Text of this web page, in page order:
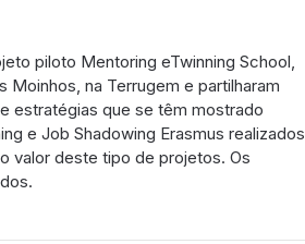
piloto Mentoring eTwinning School,
na Terrugem e partilharam
estratégias que se têm mostrado
e Job Shadowing Erasmus realizados
valor deste tipo de projetos. Os